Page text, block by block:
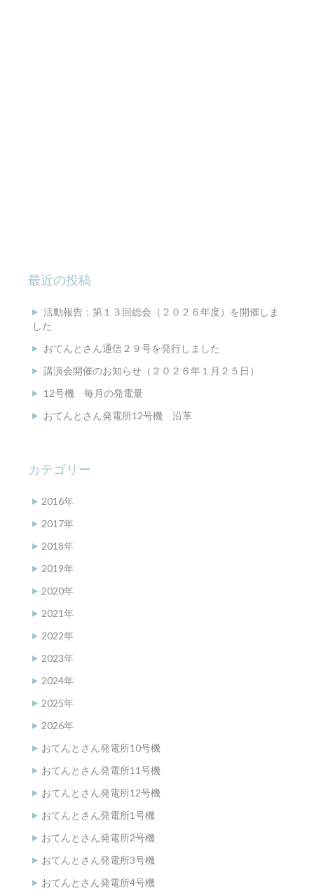
最近の投稿
活動報告：第１３回総会（２０２６年度）を開催しま
した
おてんとさん通信２９号を発行しました
講演会開催のお知らせ（２０２６年１月２５日）
12号機 毎月の発電量
おてんとさん発電所12号機 沿革
カテゴリー
2016年
2017年
2018年
2019年
2020年
2021年
2022年
2023年
2024年
2025年
2026年
おてんとさん発電所10号機
おてんとさん発電所11号機
おてんとさん発電所12号機
おてんとさん発電所1号機
おてんとさん発電所2号機
おてんとさん発電所3号機
おてんとさん発電所4号機